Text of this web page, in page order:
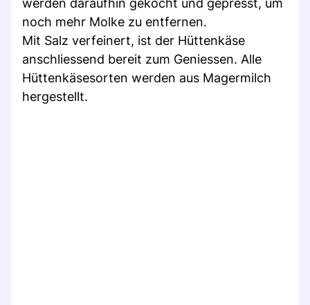
werden daraufhin gekocht und gepresst, um
noch mehr Molke zu entfernen.
Mit Salz verfeinert, ist der Hüttenkäse
anschliessend bereit zum Geniessen. Alle
Hüttenkäsesorten werden aus Magermilch
hergestellt.